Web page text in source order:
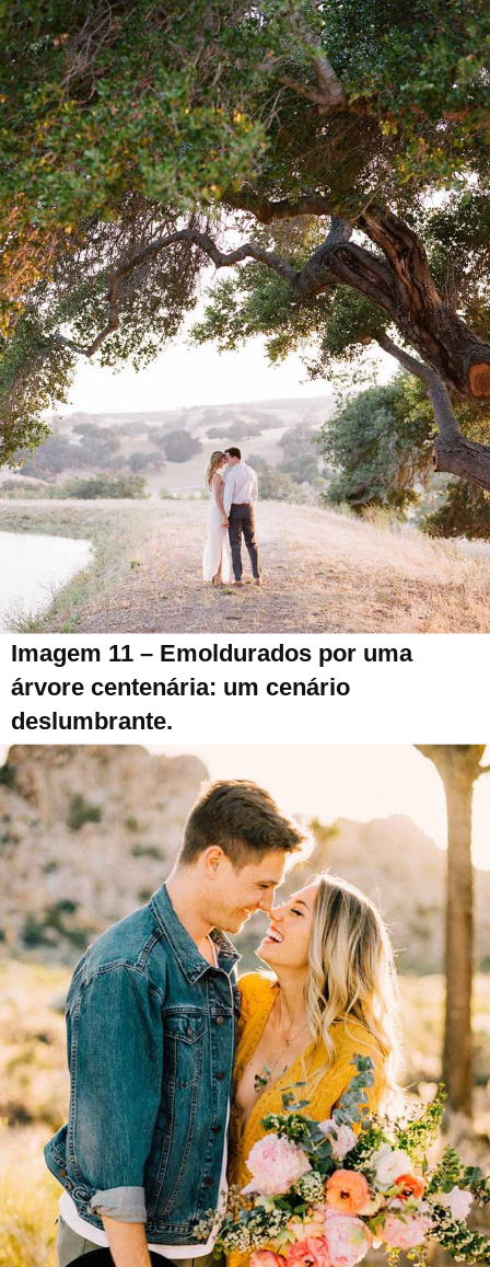
Imagem 11 – Emoldurados por uma
árvore centenária: um cenário
deslumbrante.